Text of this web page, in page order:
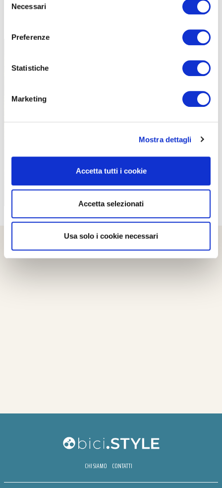
delNecessari
Preferenze
Statistiche
Marketing
Mostra dettagli
Accetta tutti i cookie
Accetta selezionati
Usa solo i cookie necessari
PROPOSTE
CHI SIAMO CONTATTI